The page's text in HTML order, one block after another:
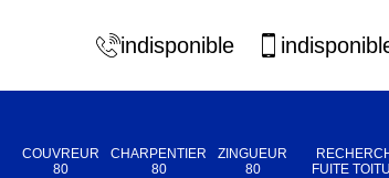
indisponible
COUVREUR
80
CHARPENTIER
80
ZINGUEUR
80
FUITE